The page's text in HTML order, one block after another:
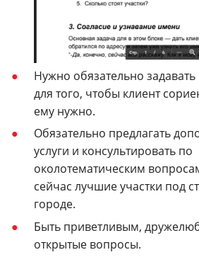
Нужно обязательно
для того, чтобы клиент
ему нужно.
Обязательно предлагать
услуги и консультировать по
околотематическим
сейчас лучшие участки под
городе.
Быть приветливым,
открытые вопросы.